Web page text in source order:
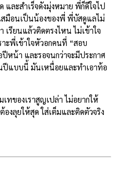
ละสำเร็จดังมุ่งหมาย พี่ก็ดีใจไป
มือนเป็นน้องของพี่ พี่บัสดูแลไม่
รียนแล้วติดตรงไหน ไม่เข้าใจ
ะพี่เข้าใจหัวอกคนที่ “สอบ
หน้า และรอจนกว่าจะมีประกาศ
ปีแบบนี้ มันเหนื่อยและทำเอาท้อ
ทของเราสูญเปล่า ไม่อยากให้
องลุยให้สุด ใส่เต็มและติดตัวจริง